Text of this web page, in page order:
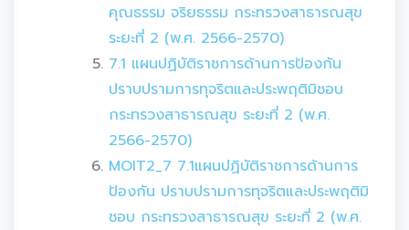
คุณธรรม จริยธรรม กระทรวงสาธารณสุข
ระยะที่ 2 (พ.ศ. 2566-2570)
7.1 แผนปฏิบัติราชการด้านการป้องกัน
ปราบปรามการทุจริตและประพฤติมิชอบ
กระทรวงสาธารณสุข ระยะที่ 2 (พ.ศ.
2566-2570)
MOIT2_7 7.1แผนปฏิบัติราชการด้านการ
ป้องกัน ปราบปรามการทุจริตและประพฤติมิ
ชอบ กระทรวงสาธารณสุข ระยะที่ 2 (พ.ศ.